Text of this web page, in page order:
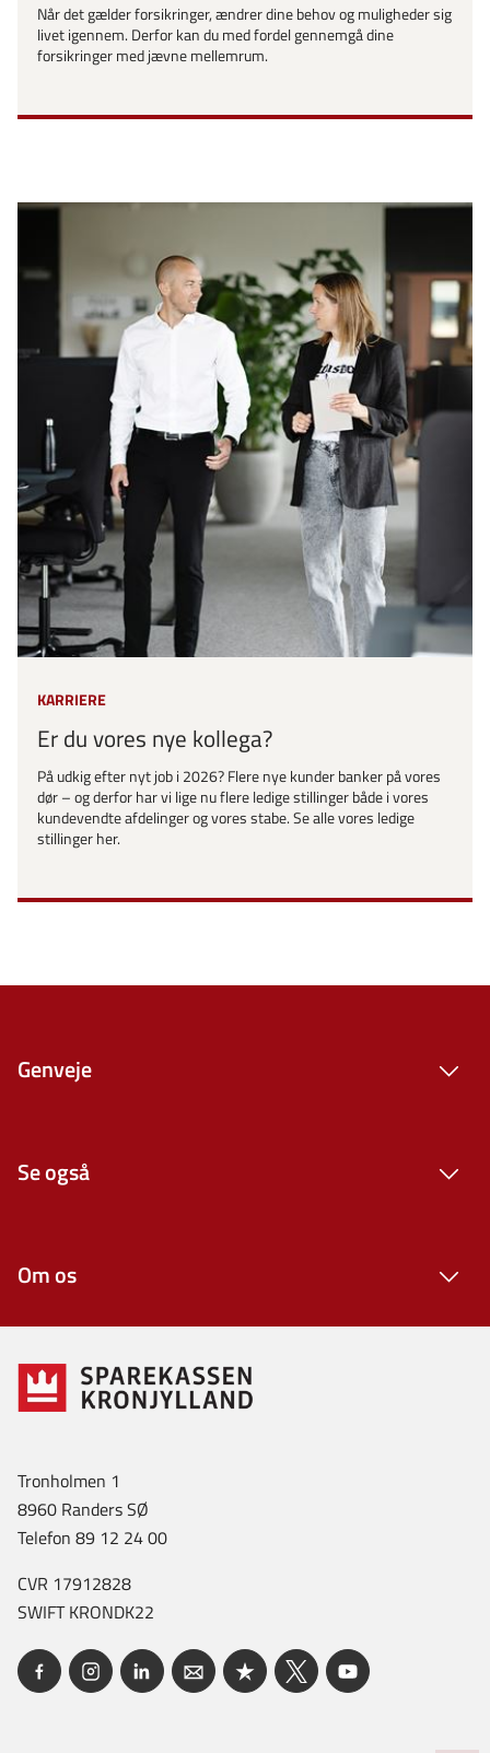
Når det gælder forsikringer, ændrer dine behov og muligheder sig
livet igennem. Derfor kan du med fordel gennemgå dine
forsikringer med jævne mellemrum.
KARRIERE
Er du vores nye kollega?
På udkig efter nyt job i 2026? Flere nye kunder banker på vores
dør – og derfor har vi lige nu flere ledige stillinger både i vores
kundevendte afdelinger og vores stabe. Se alle vores ledige
stillinger her.
Genveje
Se også
Om os
Tronholmen 1
8960 Randers SØ
Telefon 89 12 24 00
CVR 17912828
SWIFT KRONDK22